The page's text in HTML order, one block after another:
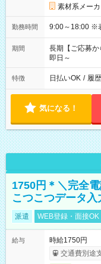
素材系メー
勤務時間
期間
長期【ご応募か
即日～
特徴 日払いOK / 履
気になる！
1750円＊＼完全
こつこつデータ入
派遣 WEB登録・面接OK
給与
時給1750円
交通費別途